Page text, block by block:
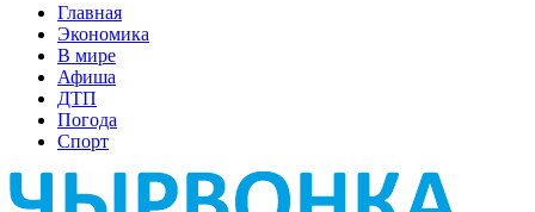
Главная
Экономика
В мире
Афиша
ДТП
Погода
Спорт